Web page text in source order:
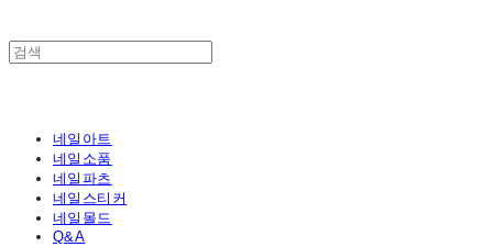
네일아트
네일소품
네일파츠
네일스티커
네일몰드
Q&A